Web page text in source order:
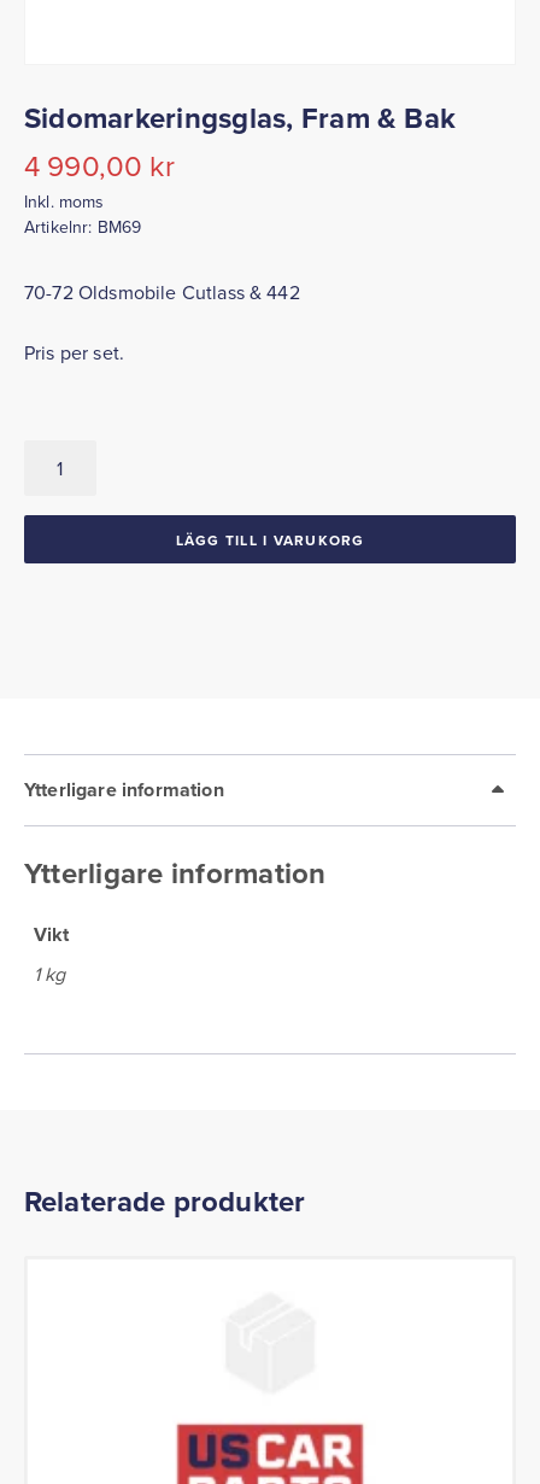
Sidomarkeringsglas, Fram & Bak
4 990,00 kr
Inkl. moms
Artikelnr: BM69
70-72 Oldsmobile Cutlass & 442
Pris per set.
Fram
LÄGG TILL I VARUKORG
Ytterligare information
Ytterligare information
Vikt
1 kg
Relaterade produkter